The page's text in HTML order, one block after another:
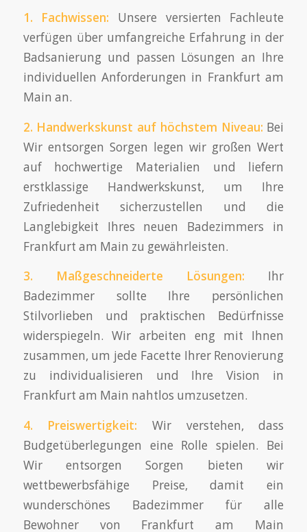
1. Fachwissen: Unsere versierten Fachleute
verfügen über umfangreiche Erfahrung in der
Badsanierung und passen Lösungen an Ihre
individuellen Anforderungen in Frankfurt am
Main an.
2. Handwerkskunst auf höchstem Niveau: Bei
Wir entsorgen Sorgen legen wir großen Wert
auf hochwertige Materialien und liefern
erstklassige Handwerkskunst, um Ihre
Zufriedenheit sicherzustellen und die
Langlebigkeit Ihres neuen Badezimmers in
Frankfurt am Main zu gewährleisten.
3. Maßgeschneiderte Lösungen: Ihr
Badezimmer sollte Ihre persönlichen
Stilvorlieben und praktischen Bedürfnisse
widerspiegeln. Wir arbeiten eng mit Ihnen
zusammen, um jede Facette Ihrer Renovierung
zu individualisieren und Ihre Vision in
Frankfurt am Main nahtlos umzusetzen.
4. Preiswertigkeit: Wir verstehen, dass
Budgetüberlegungen eine Rolle spielen. Bei
Wir entsorgen Sorgen bieten wir
wettbewerbsfähige Preise, damit ein
wunderschönes Badezimmer für alle
Bewohner von Frankfurt am Main